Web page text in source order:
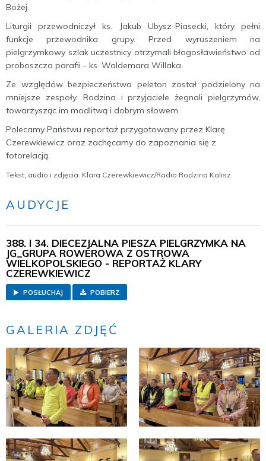
Bożej.
Liturgii przewodniczył ks. Jakub Ubysz-Piasecki, który pełni
funkcje przewodnika grupy. Przed wyruszeniem na
pielgrzymkowy szlak uczestnicy otrzymali błogosławieństwo od
proboszcza parafii - ks. Waldemara Willaka.
Ze względów bezpieczeństwa peleton został podzielony na
mniejsze zespoły. Rodzina i przyjaciele żegnali pielgrzymów,
towarzysząc im modlitwą i dobrym słowem.
Polecamy Państwu reportaż przygotowany przez Klarę
Czerewkiewicz oraz zachęcamy do zapoznania się z
fotorelacją.
Tekst, audio i zdjęcia: Klara Czerewkiewicz/Radio Rodzina Kalisz
AUDYCJE
388. I 34. DIECEZJALNA PIESZA PIELGRZYMKA NA
JG_GRUPA ROWEROWA Z OSTROWA
WIELKOPOLSKIEGO - REPORTAŻ KLARY
CZEREWKIEWICZ
POSŁUCHAJ POBIERZ
GALERIA ZDJĘĆ